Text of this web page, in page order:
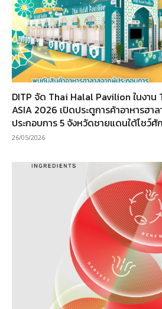
DITP จัด Thai Halal Pavilion ในงาน
ASIA 2026 เปิดประตูการค้าอาหารฮ
ประกอบการ 5 จังหวัดชายแดนใต้โชว์
26/05/2026